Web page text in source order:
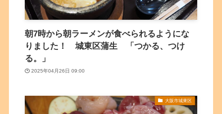
朝7時から朝ラーメンが食べられるようにな
りました！ 城東区蒲生 「つかる、つけ
る。」
2025年04月26日 09:00
大阪市城東区